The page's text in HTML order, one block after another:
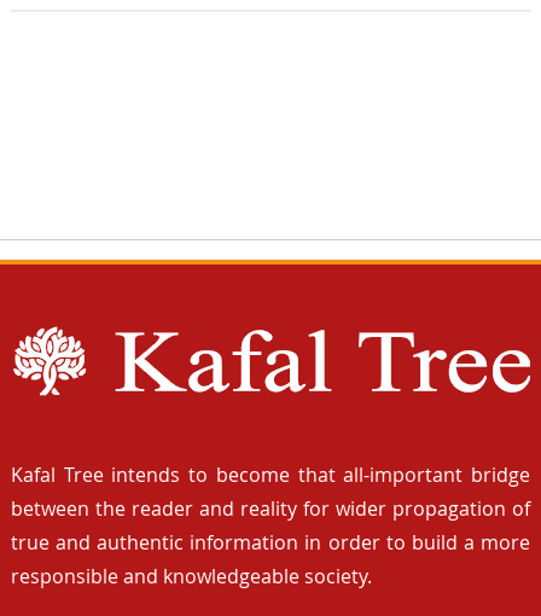
Kafal Tree intends to become that all-important bridge
between the reader and reality for wider propagation of
true and authentic information in order to build a more
responsible and knowledgeable society.